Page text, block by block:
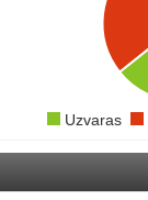
Uzvaras